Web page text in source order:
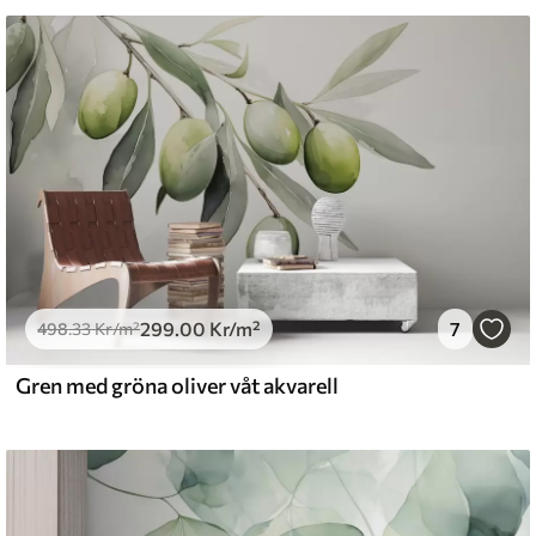
vatten.
379.00 Kr/m²
and Stick
.00540.00
498.33Kr/m²299 .00 Kr/m² 7
Gren med gröna oliver våt akvarell